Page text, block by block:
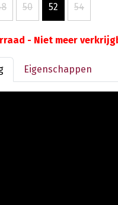
50 52 54
- Niet meer
Eigenschappen